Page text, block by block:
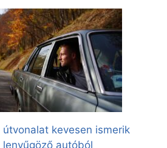
útvonalat kevesen ismerik
autóból